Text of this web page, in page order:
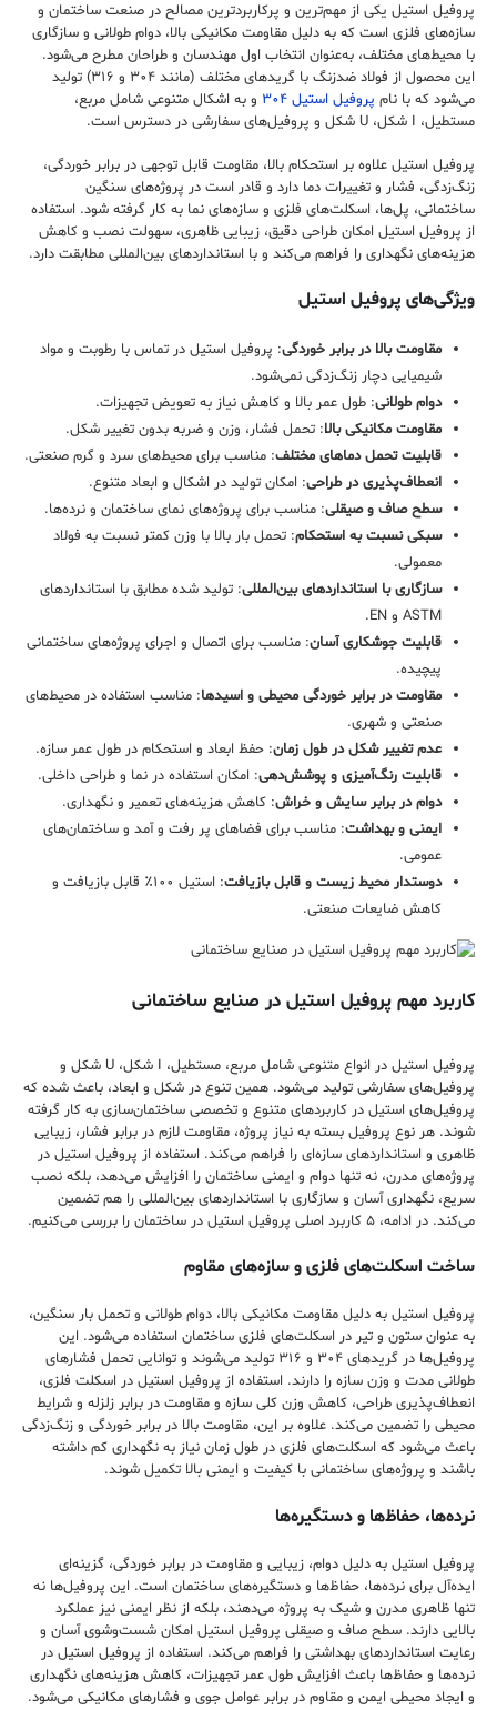
پروفیل استیل یکی از مهم‌ترین و پرکاربردترین مصالح در صنعت ساختمان و
سازه‌های فلزی است که به دلیل مقاومت مکانیکی بالا، دوام طولانی و سازگاری
با محیط‌های مختلف، به‌عنوان انتخاب اول مهندسان و طراحان مطرح می‌شود.
این محصول از فولاد ضدزنگ با گریدهای مختلف (مانند ۳۰۴ و ۳۱۶) تولید
می‌شود که با نام پروفیل استیل ۳۰۴
و به اشکال متنوعی شامل مربع،
مستطیل، I شکل، U شکل و پروفیل‌های سفارشی در دسترس است.
پروفیل استیل علاوه بر استحکام بالا، مقاومت قابل توجهی در برابر خوردگی،
زنگ‌زدگی، فشار و تغییرات دما دارد و قادر است در پروژه‌های سنگین
ساختمانی، پل‌ها، اسکلت‌های فلزی و سازه‌های نما به کار گرفته شود. استفاده
از پروفیل استیل امکان طراحی دقیق، زیبایی ظاهری، سهولت نصب و کاهش
هزینه‌های نگهداری را فراهم می‌کند و با استانداردهای بین‌المللی مطابقت دارد.
ویژگی‌های پروفیل استیل
مقاومت بالا در برابر خوردگی: پروفیل استیل در تماس با رطوبت و مواد
شیمیایی دچار زنگ‌زدگی نمی‌شود.
دوام طولانی: طول عمر بالا و کاهش نیاز به تعویض تجهیزات.
مقاومت مکانیکی بالا: تحمل فشار، وزن و ضربه بدون تغییر شکل.
قابلیت تحمل دماهای مختلف: مناسب برای محیط‌های سرد و گرم صنعتی.
انعطاف‌پذیری در طراحی: امکان تولید در اشکال و ابعاد متنوع.
سطح صاف و صیقلی: مناسب برای پروژه‌های نمای ساختمان و نرده‌ها.
سبکی نسبت به استحکام: تحمل بار بالا با وزن کمتر نسبت به فولاد
معمولی.
سازگاری با استانداردهای بین‌المللی: تولید شده مطابق با استانداردهای
ASTM و EN.
قابلیت جوشکاری آسان: مناسب برای اتصال و اجرای پروژه‌های ساختمانی
پیچیده.
مقاومت در برابر خوردگی محیطی و اسیدها: مناسب استفاده در محیط‌های
صنعتی و شهری.
عدم تغییر شکل در طول زمان: حفظ ابعاد و استحکام در طول عمر سازه.
قابلیت رنگ‌آمیزی و پوشش‌دهی: امکان استفاده در نما و طراحی داخلی.
دوام در برابر سایش و خراش: کاهش هزینه‌های تعمیر و نگهداری.
ایمنی و بهداشت: مناسب برای فضاهای پر رفت و آمد و ساختمان‌های
عمومی.
دوستدار محیط زیست و قابل بازیافت
: استیل ۱۰۰٪ قابل بازیافت و
کاهش ضایعات صنعتی.
کاربرد مهم پروفیل استیل در صنایع ساختمانی
پروفیل استیل در انواع متنوعی شامل مربع، مستطیل، I شکل، U شکل و
پروفیل‌های سفارشی تولید می‌شود. همین تنوع در شکل و ابعاد، باعث شده که
پروفیل‌های استیل در کاربردهای متنوع و تخصصی ساختمان‌سازی به کار گرفته
شوند. هر نوع پروفیل بسته به نیاز پروژه، مقاومت لازم در برابر فشار، زیبایی
ظاهری و استانداردهای سازه‌ای را فراهم می‌کند. استفاده از پروفیل استیل در
پروژه‌های مدرن، نه تنها دوام و ایمنی ساختمان را افزایش می‌دهد، بلکه نصب
سریع، نگهداری آسان و سازگاری با استانداردهای بین‌المللی را هم تضمین
می‌کند. در ادامه، ۵ کاربرد اصلی پروفیل استیل در ساختمان را بررسی می‌کنیم.
ساخت اسکلت‌های فلزی و سازه‌های مقاوم
پروفیل استیل به دلیل مقاومت مکانیکی بالا، دوام طولانی و تحمل بار سنگین،
به عنوان ستون و تیر در اسکلت‌های فلزی ساختمان استفاده می‌شود. این
پروفیل‌ها در گریدهای ۳۰۴ و ۳۱۶ تولید می‌شوند و توانایی تحمل فشارهای
طولانی مدت و وزن سازه را دارند. استفاده از پروفیل استیل در اسکلت فلزی،
انعطاف‌پذیری طراحی، کاهش وزن کلی سازه و مقاومت در برابر زلزله و شرایط
محیطی را تضمین می‌کند. علاوه بر این، مقاومت بالا در برابر خوردگی و زنگ‌زدگی
باعث می‌شود که اسکلت‌های فلزی در طول زمان نیاز به نگهداری کم داشته
باشند و پروژه‌های ساختمانی با کیفیت و ایمنی بالا تکمیل شوند.
نرده‌ها، حفاظ‌ها و دستگیره‌ها
پروفیل استیل به دلیل دوام، زیبایی و مقاومت در برابر خوردگی، گزینه‌ای
ایده‌آل برای نرده‌ها، حفاظ‌ها و دستگیره‌های ساختمان است. این پروفیل‌ها نه
تنها ظاهری مدرن و شیک به پروژه می‌دهند، بلکه از نظر ایمنی نیز عملکرد
بالایی دارند. سطح صاف و صیقلی پروفیل استیل امکان شست‌وشوی آسان و
رعایت استانداردهای بهداشتی را فراهم می‌کند. استفاده از پروفیل استیل در
نرده‌ها و حفاظ‌ها باعث افزایش طول عمر تجهیزات، کاهش هزینه‌های نگهداری
و ایجاد محیطی ایمن و مقاوم در برابر عوامل جوی و فشارهای مکانیکی می‌شود.